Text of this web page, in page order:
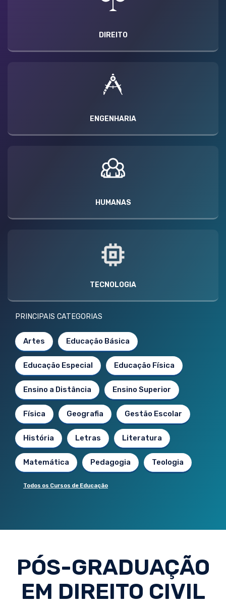
DIREITO
ENGENHARIA
HUMANAS
TECNOLOGIA
PRINCIPAIS CATEGORIAS
Artes Educação Básica
Educação Especial Educação Física
Ensino a Distância Ensino Superior
Física Geografia Gestão Escolar
História Letras Literatura
Matemática Pedagogia Teologia
Todos os Cursos de Educação
PÓS-GRADUAÇÃO
EM DIREITO CIVIL